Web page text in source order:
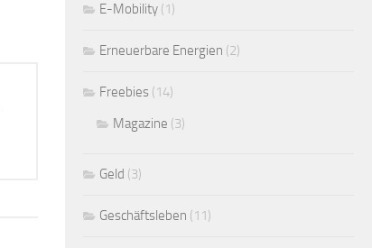
E-Mobility (1)
Erneuerbare Energien (2)
Freebies (14)
Magazine (3)
Geld (3)
Geschäftsleben (11)